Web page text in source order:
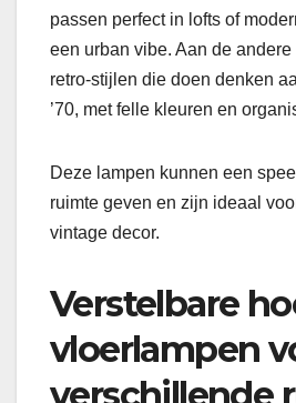
passen perfect in lofts of
een urban vibe. Aan de
retro-stijlen die doen denken
’70, met felle kleuren en
Deze lampen kunnen een
ruimte geven en zijn ideaal
vintage decor.
Verstelbare
vloerlampen